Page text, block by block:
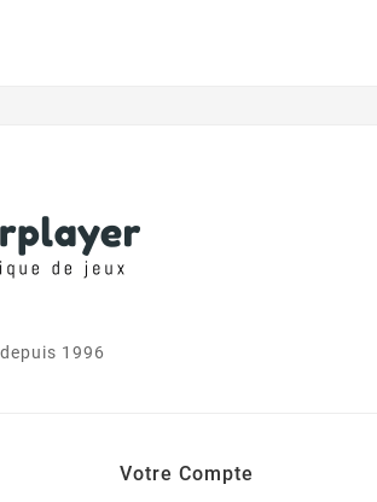
1996
Votre Compte